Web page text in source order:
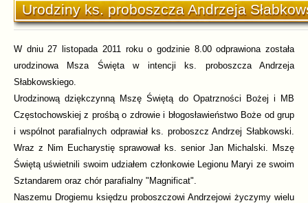
Urodziny ks. proboszcza Andrzeja
W dniu 27 listopada 2011 roku o godzinie 8.00 odprawiona została
urodzinowa Msza Święta w intencji ks. proboszcza Andrzeja
Słabkowskiego.
Urodzinową dziękczynną Mszę Świętą do Opatrzności Bożej i MB
Częstochowskiej z prośbą o zdrowie i błogosławieństwo Boże od grup
i wspólnot parafialnych odprawiał ks. proboszcz Andrzej Słabkowski.
Wraz z Nim Eucharystię sprawował ks. senior Jan Michalski. Mszę
Świętą uświetnili swoim udziałem członkowie Legionu Maryi ze swoim
Sztandarem oraz chór parafialny "Magnificat".
Naszemu Drogiemu księdzu proboszczowi Andrzejowi życzymy wielu